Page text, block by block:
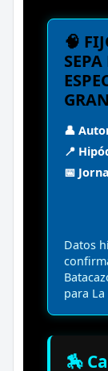
🧠
👤
📍
📅
Datos
para
🏇